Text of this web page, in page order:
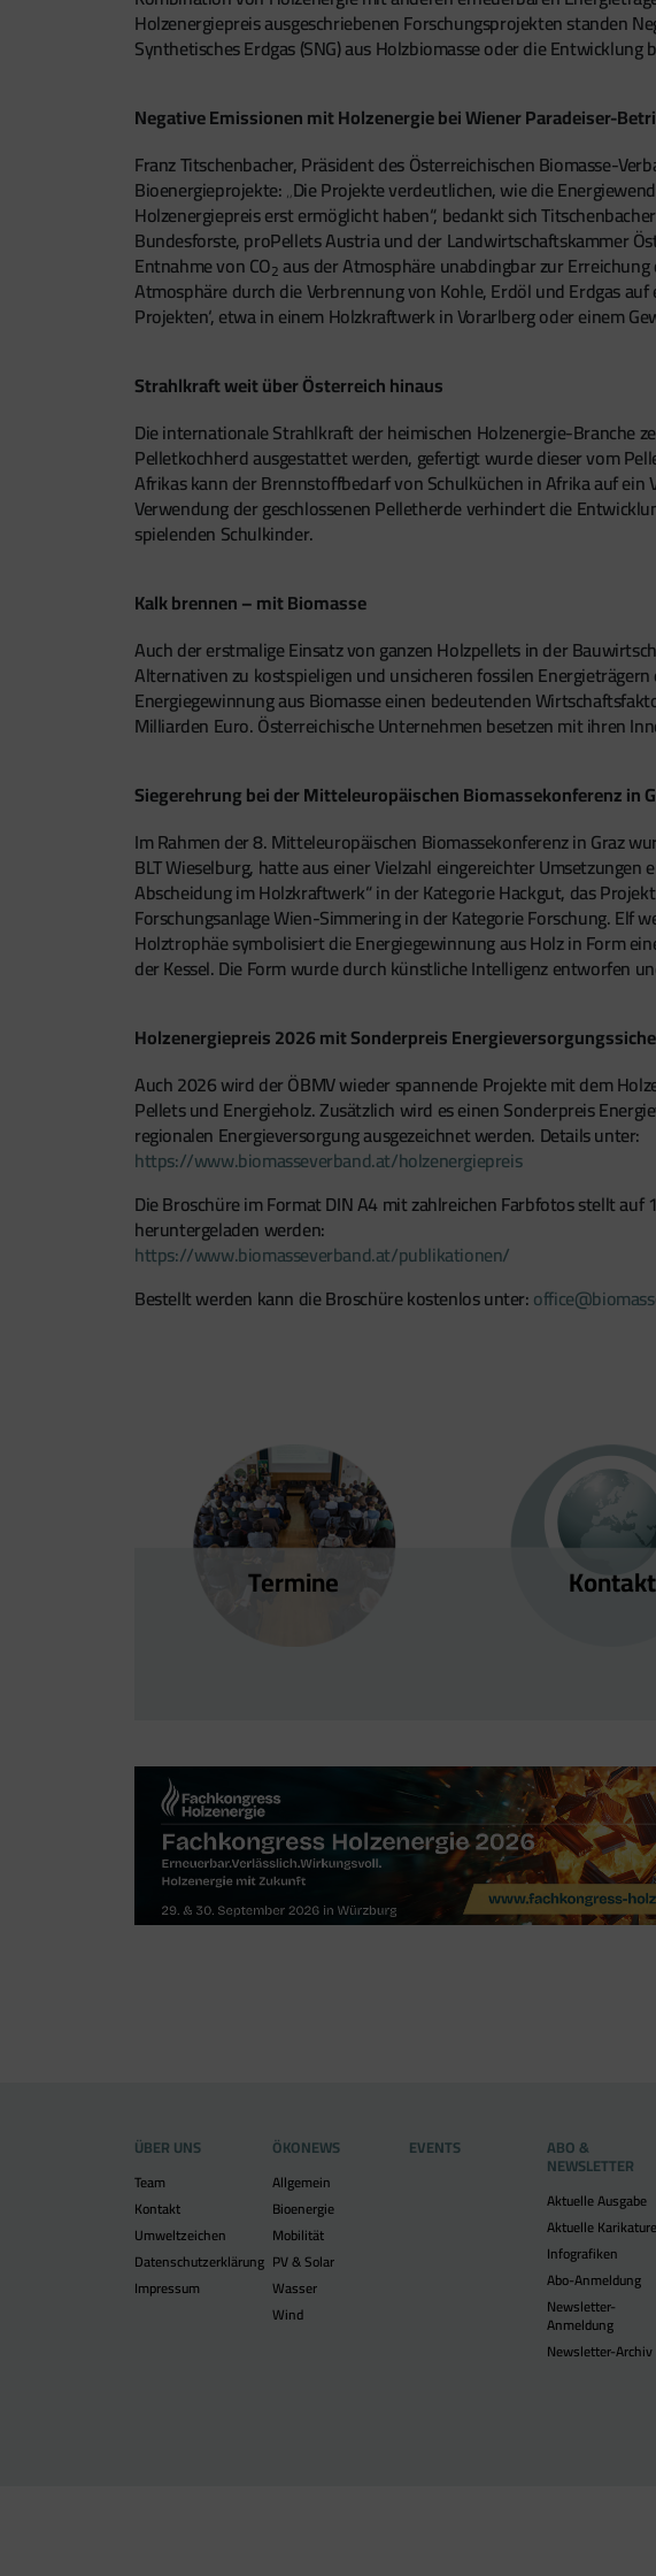
Holzenergiepreis ausgeschriebenen Forschungsprojekten standen
Synthetisches Erdgas (SNG) aus Holzbiomasse oder die
Negative Emissionen mit Holzenergie bei Wiener Paradeiser-
Franz Titschenbacher, Präsident des Österreichischen Biomasse-
Bioenergieprojekte: „Die Projekte verdeutlichen, wie die
Holzenergiepreis erst ermöglicht haben“, bedankt sich
Bundesforste, proPellets Austria und der Landwirtschaftskammer
Entnahme von CO2aus der Atmosphäre unabdingbar zur
Atmosphäre durch die Verbrennung von Kohle, Erdöl und Erdgas
Projekten‘, etwa in einem Holzkraftwerk in Vorarlberg oder einem
Strahlkraft weit über Österreich hinaus
Die internationale Strahlkraft der heimischen Holzenergie-Branche
Pelletkochherd ausgestattet werden, gefertigt wurde dieser vom
Afrikas kann der Brennstoffbedarf von Schulküchen in Afrika auf
Verwendung der geschlossenen Pelletherde verhindert die
spielenden Schulkinder.
Kalk brennen – mit Biomasse
Auch der erstmalige Einsatz von ganzen Holzpellets in der
Alternativen zu kostspieligen und unsicheren fossilen
Energiegewinnung aus Biomasse einen bedeutenden
Milliarden Euro. Österreichische Unternehmen besetzen mit ihren
Siegerehrung bei der Mitteleuropäischen Biomassekonferenz in
Im Rahmen der 8. Mitteleuropäischen Biomassekonferenz in Graz
BLT Wieselburg, hatte aus einer Vielzahl eingereichter
Abscheidung im Holzkraftwerk“ in der Kategorie Hackgut, das
Forschungsanlage Wien-Simmering in der Kategorie Forschung.
Holztrophäe symbolisiert die Energiegewinnung aus Holz in Form
der Kessel. Die Form wurde durch künstliche Intelligenz entworfen
Holzenergiepreis 2026 mit Sonderpreis
Auch 2026 wird der ÖBMV wieder spannende Projekte mit dem
Pellets und Energieholz. Zusätzlich wird es einen Sonderpreis
regionalen Energieversorgung ausgezeichnet werden. Details unter:
https://www.biomasseverband.at/holzenergiepreis
Die Broschüre im Format DIN A4 mit zahlreichen Farbfotos stellt
heruntergeladen werden:
https://www.biomasseverband.at/publikationen/
Bestellt werden kann die Broschüre kostenlos unter:
Termine Kontakt
ÜBER UNS
Team
Kontakt
Umweltzeichen
Datenschutzerklärung
Impressum
ÖKONEWS
Allgemein
Bioenergie
Mobilität
PV & Solar
Wasser
Wind
EVENTS ABO &
NEWSLETTER
Aktuelle Ausgabe
Aktuelle
Infografiken
Abo-Anmeldung
Newsletter-
Anmeldung
Newsletter-Archiv